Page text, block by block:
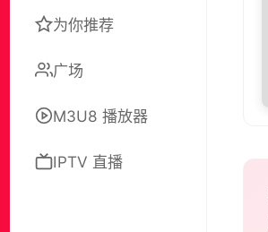
为你推荐
广场
M3U8 播放器
IPTV 直播